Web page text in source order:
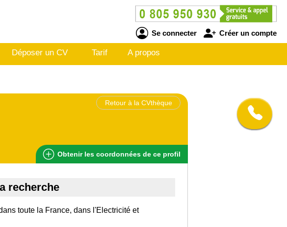
Se connecter Créer un compte
Déposer un CV Tarif A propos
Retour à la CVthèque
Obtenir les coordonnées de ce profil
recherche
toute la France, dans l'Electricité et